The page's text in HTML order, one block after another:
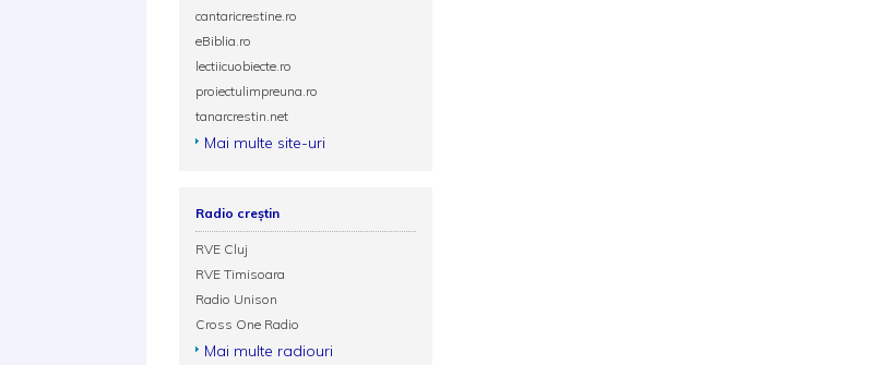
cantaricrestine.ro
eBiblia.ro
lectiicuobiecte.ro
proiectulimpreuna.ro
tanarcrestin.net
Mai multe site-uri
Radio creștin
RVE Cluj
RVE Timisoara
Radio Unison
Cross One Radio
Mai multe radiouri